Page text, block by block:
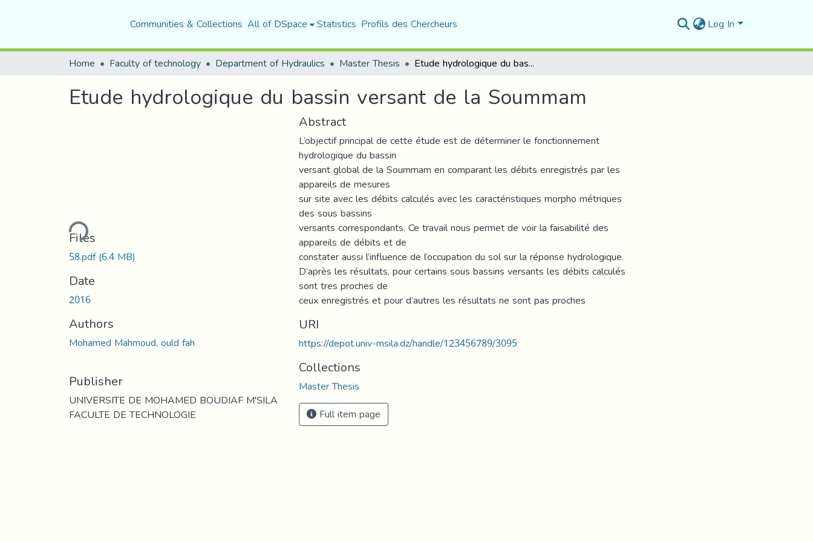
Communities & Collections All of DSpace Statistics Profils des Chercheurs Log In
Home Faculty of technology Department of Hydraulics Master Thesis Etude hydrologique du bassin versant de la Soummam
Etude hydrologique du bassin versant de la Soummam
Loading...
Files
58.pdf(6.4 MB)
Date
2016
Authors
Mohamed Mahmoud, ould fah
Publisher
UNIVERSITE DE MOHAMED BOUDIAF M'SILA
FACULTE DE TECHNOLOGIE
Abstract
L’objectif principal de cette étude est de déterminer le fonctionnement
hydrologique du bassin
versant global de la Soummam en comparant les débits enregistrés par les
appareils de mesures
sur site avec les débits calculés avec les caractéristiques morpho métriques
des sous bassins
versants correspondants. Ce travail nous permet de voir la faisabilité des
appareils de débits et de
constater aussi l’influence de l’occupation du sol sur la réponse hydrologique.
D’après les résultats, pour certains sous bassins versants les débits calculés
sont tres proches de
ceux enregistrés et pour d’autres les résultats ne sont pas proches
URI
https://depot.univ-msila.dz/handle/123456789/3095
Collections
Master Thesis
Full item page